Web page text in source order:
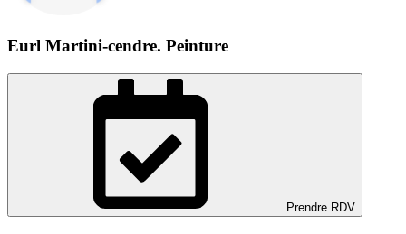
Eurl Martini-cendre. Peinture
Prendre RDV